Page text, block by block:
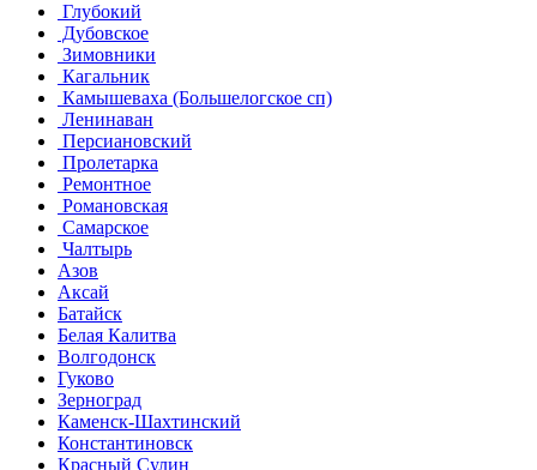
Глубокий
Дубовское
Зимовники
Кагальник
Камышеваха (Большелогское сп)
Ленинаван
Персиановский
Пролетарка
Ремонтное
Романовская
Самарское
Чалтырь
Азов
Аксай
Батайск
Белая Калитва
Волгодонск
Гуково
Зерноград
Каменск-Шахтинский
Константиновск
Красный Сулин